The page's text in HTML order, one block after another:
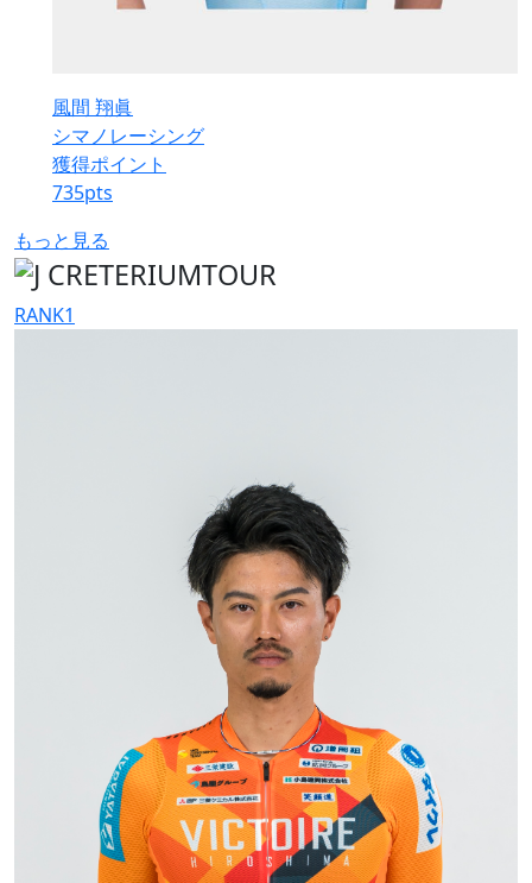
風間 翔眞
シマノレーシング
獲得ポイント
735pts
もっと見る
RANK1